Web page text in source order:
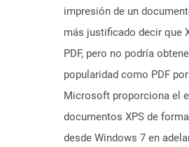
impresión de un
más justificado decir que
PDF, pero no podría
popularidad como PDF
Microsoft proporciona el
documentos XPS de
desde Windows 7 en